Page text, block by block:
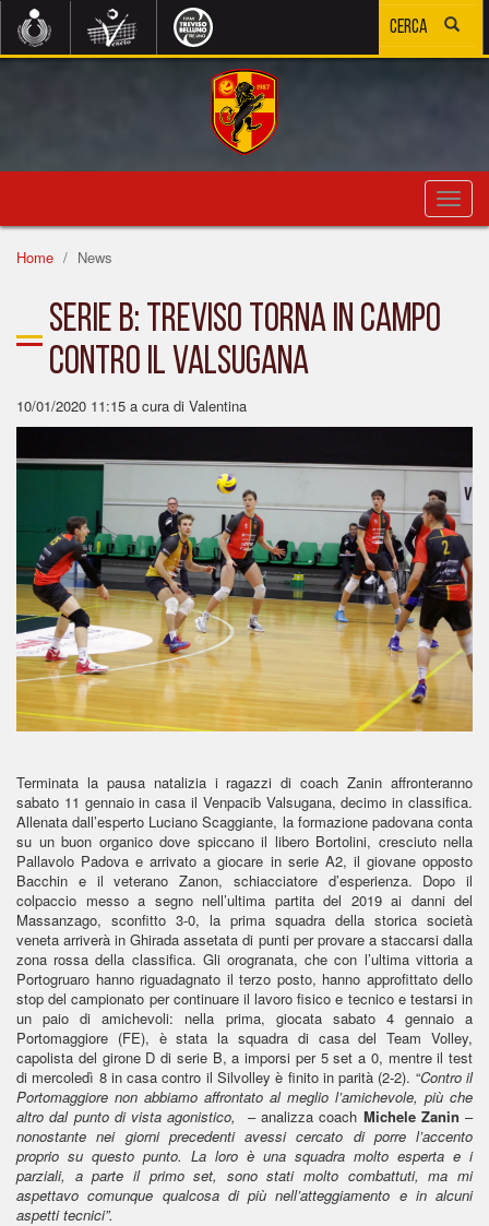
Home
News
SERIE B: TREVISO TORNA IN CAMPO
CONTRO IL VALSUGANA
10/01/2020 11:15 a cura di Valentina
Terminata la pausa natalizia i ragazzi di coach Zanin affronteranno
sabato 11 gennaio in casa il Venpacib Valsugana, decimo in classifica.
Allenata dall’esperto Luciano Scaggiante, la formazione padovana conta
su un buon organico dove spiccano il libero Bortolini, cresciuto nella
Pallavolo Padova e arrivato a giocare in serie A2, il giovane opposto
Bacchin e il veterano Zanon, schiacciatore d’esperienza. Dopo il
colpaccio messo a segno nell’ultima partita del 2019 ai danni del
Massanzago, sconfitto 3-0, la prima squadra della storica società
veneta arriverà in Ghirada assetata di punti per provare a staccarsi dalla
zona rossa della classifica. Gli orogranata, che con l’ultima vittoria a
Portogruaro hanno riguadagnato il terzo posto, hanno approfittato dello
stop del campionato per continuare il lavoro fisico e tecnico e testarsi in
un paio di amichevoli: nella prima, giocata sabato 4 gennaio a
Portomaggiore (FE), è stata la squadra di casa del Team Volley,
capolista del girone D di serie B, a imporsi per 5 set a 0, mentre il test
di mercoledì 8 in casa contro il Silvolley è finito in parità (2-2). “Contro il
Portomaggiore non abbiamo affrontato al meglio l’amichevole, più che
altro dal punto di vista agonistico,
– analizza coach Michele Zanin –
nonostante nei giorni precedenti avessi cercato di porre l’accento
proprio su questo punto. La loro è una squadra molto esperta e i
parziali, a parte il primo set, sono stati molto combattuti, ma mi
aspettavo comunque qualcosa di più nell’atteggiamento e in alcuni
aspetti tecnici”.